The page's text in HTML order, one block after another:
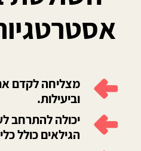
מצליחה לקדם
וביעילות.
יכולה להתרחב
הגילאים כולל